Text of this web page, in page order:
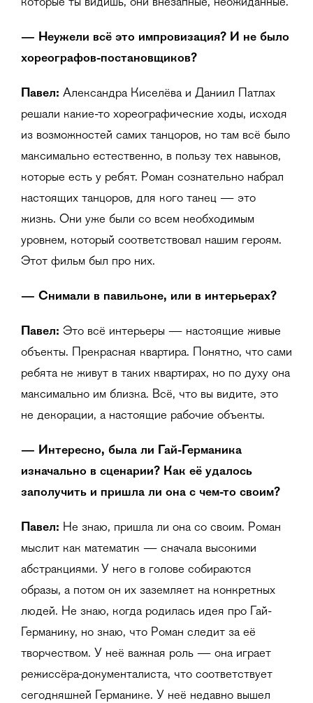
— Неужели всё это импровизация? И не было
хореографов-постановщиков?
Павел: Александра Киселёва и Даниил Патлах
решали какие-то хореографические ходы, исходя
из возможностей самих танцоров, но там всё было
максимально естественно, в пользу тех навыков,
которые есть у ребят. Роман сознательно набрал
настоящих танцоров, для кого танец — это
жизнь. Они уже были со всем необходимым
уровнем, который соответствовал нашим героям.
Этот фильм был про них.
— Снимали в павильоне, или в интерьерах?
Павел: Это всё интерьеры — настоящие живые
объекты. Прекрасная квартира. Понятно, что сами
ребята не живут в таких квартирах, но по духу она
максимально им близка. Всё, что вы видите, это
не декорации, а настоящие рабочие объекты.
— Интересно, была ли Гай-Германика
изначально в сценарии? Как её удалось
заполучить и пришла ли она с чем-то своим?
Павел: Не знаю, пришла ли она со своим. Роман
мыслит как математик — сначала высокими
абстракциями. У него в голове собираются
образы, а потом он их заземляет на конкретных
людей. Не знаю, когда родилась идея про Гай-
Германику, но знаю, что Роман следит за её
творчеством. У неё важная роль — она играет
режиссёра-документалиста, что соответствует
сегодняшней Германике. У неё недавно вышел